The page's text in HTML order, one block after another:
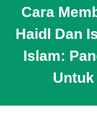
Cara
Haidl Dan
Islam: